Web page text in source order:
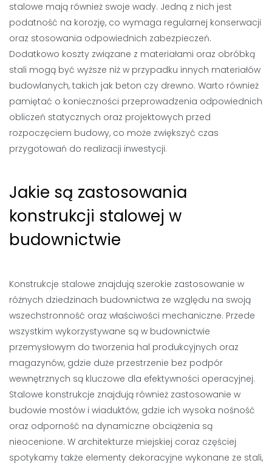
stalowe mają również swoje wady. Jedną z nich jest
podatność na korozję, co wymaga regularnej konserwacji
oraz stosowania odpowiednich zabezpieczeń.
Dodatkowo koszty związane z materiałami oraz obróbką
stali mogą być wyższe niż w przypadku innych materiałów
budowlanych, takich jak beton czy drewno. Warto również
pamiętać o konieczności przeprowadzenia odpowiednich
obliczeń statycznych oraz projektowych przed
rozpoczęciem budowy, co może zwiększyć czas
przygotowań do realizacji inwestycji.
Jakie są zastosowania
konstrukcji stalowej w
budownictwie
Konstrukcje stalowe znajdują szerokie zastosowanie w
różnych dziedzinach budownictwa ze względu na swoją
wszechstronność oraz właściwości mechaniczne. Przede
wszystkim wykorzystywane są w budownictwie
przemysłowym do tworzenia hal produkcyjnych oraz
magazynów, gdzie duże przestrzenie bez podpór
wewnętrznych są kluczowe dla efektywności operacyjnej.
Stalowe konstrukcje znajdują również zastosowanie w
budowie mostów i wiaduktów, gdzie ich wysoka nośność
oraz odporność na dynamiczne obciążenia są
nieocenione. W architekturze miejskiej coraz częściej
spotykamy także elementy dekoracyjne wykonane ze stali,